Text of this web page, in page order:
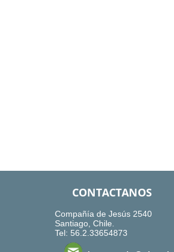
CONTACTANOS
Compañía de Jesús 2540
Santiago, Chile.
Tel: 56.2.33654873